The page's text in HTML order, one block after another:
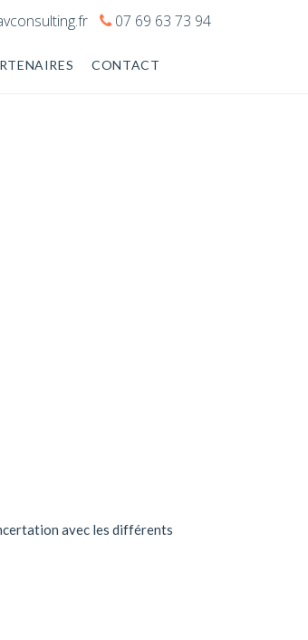
07 69 63 73 94
CONTACT
avec les différents